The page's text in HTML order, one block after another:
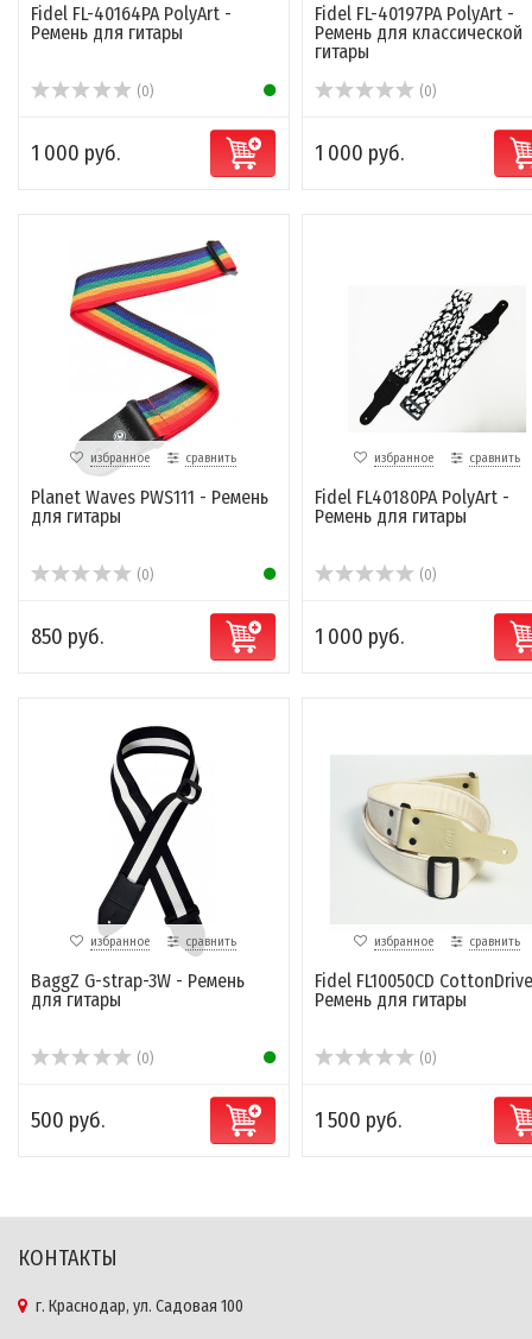
Fidel FL-40164PA PolyArt -
Ремень для гитары
(0)
1 000 руб.
Fidel FL-40197PA PolyArt -
Ремень для классической
гитары
(0)
1 000 руб.
избранное сравнить
Planet Waves PWS111 - Ремень
для гитары
(0)
850 руб.
избранное сравнить
Fidel FL40180PA PolyArt -
Ремень для гитары
(0)
1 000 руб.
избранное сравнить
BaggZ G-strap-3W - Ремень
для гитары
(0)
500 руб.
избранное сравнить
Fidel FL10050CD
Ремень для гитары
(0)
1 500 руб.
КОНТАКТЫ
г. Краснодар, ул. Садовая 100